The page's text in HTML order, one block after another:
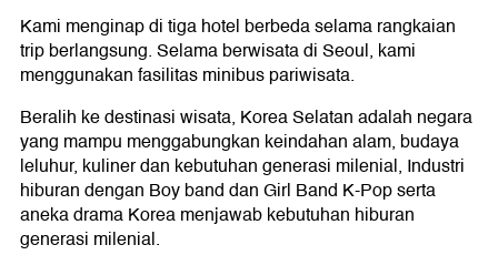
Kami menginap di tiga hotel berbeda selama rangkaian
trip berlangsung. Selama berwisata di Seoul, kami
menggunakan fasilitas minibus pariwisata.
Beralih ke destinasi wisata, Korea Selatan adalah negara
yang mampu menggabungkan keindahan alam, budaya
leluhur, kuliner dan kebutuhan generasi milenial, Industri
hiburan dengan Boy band dan Girl Band K-Pop serta
aneka drama Korea menjawab kebutuhan hiburan
generasi milenial.